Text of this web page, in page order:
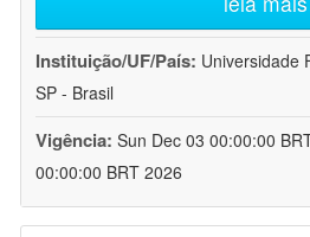
Instituição/UF/País: Universidade
SP - Brasil
Vigência: Sun Dec 03 00:00:00
00:00:00 BRT 2026